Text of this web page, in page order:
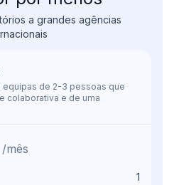
a grandes agências
de 2-3 pessoas que
colaborativa e de uma
mês
1